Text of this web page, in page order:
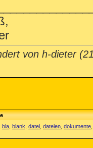
von h-dieter
bla blank datei dateien dokumente